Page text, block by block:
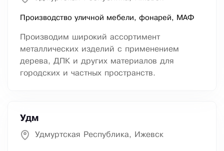
Производство уличной мебели, фонарей, МАФ
Производим широкий ассортимент
металлических изделий с применением
дерева, ДПК и других материалов для
городских и частных пространств.
Удм
Удмуртская Республика, Ижевск